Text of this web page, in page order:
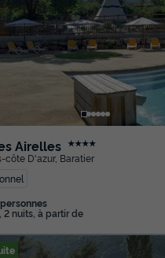
Airelles ★★★★
côte D'azur, Baratier
2 nuits, à partir de